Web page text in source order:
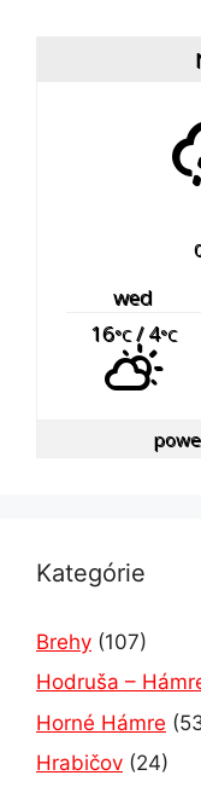
wed
16°C/ 4°C
Kategórie
Brehy (107)
Hodruša –
Horné Hámre
Hrabičov (24)